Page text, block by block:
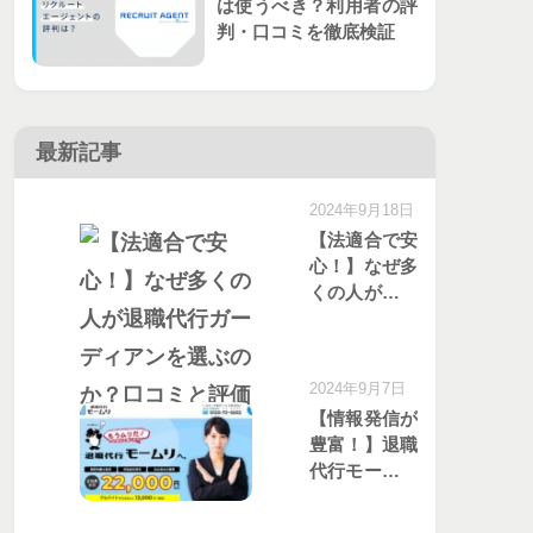
は使うべき？利用者の評
判・口コミを徹底検証
最新記事
【法適合で安
心！】なぜ多
くの人が退職
評価を分析
2024年9月18日
【情報発信が
豊富！】退職
代行モームリ
2024年9月7日